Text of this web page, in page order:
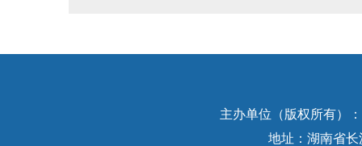
主办单位（版权所有）
地址：湖南省